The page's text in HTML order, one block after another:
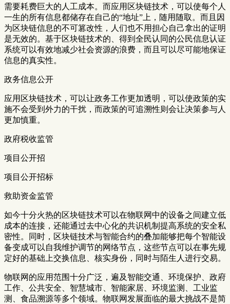
需要耗费巨大的人工成本。而应用区块链技术，可以使每个人
一生的所有信息都储存在自己的“地址”上，随用随取。而且因
为区块链信息的不可篡改性，人们也不用担心自己拿出的证明
是无效的。基于区块链技术的、得到全民认同的公民信息认证
系统可以有效地减少社会资源的浪费，而且可以尽可能地保证
信息的真实性。
政务信息公开
应用区块链技术，可以让政务工作更加透明，可以使政策的实
施不会受到外力的干扰，而政策的可追溯性则会让决策参与人
更加慎重。
政府税收监管
项目公开招
项目公开招标
救助资金监管
如今十分火热的区块链技术可以在物联网中的设备之间建立低
成本的连接，还能通过去中心化的共识机制提高系统的安全私
密性。同时，区块链技术与智能合约的叠加能够把每个智能设
备变成可以自我维护调节的网络节点，这些节点可以在事先规
定好的基础上交换信息、核实身份，同时与陌生人进行交易。
物联网的应用范围十分广泛，遍及智能交通、环境保护、政府
工作、公共安全、智慧城市、智能家居、环境监测、工业监
测、食品溯源等多个领域。物联网发展面临的最大挑战不是简